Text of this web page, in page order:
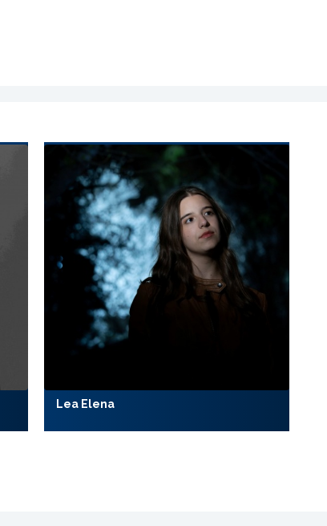
Lea Elena